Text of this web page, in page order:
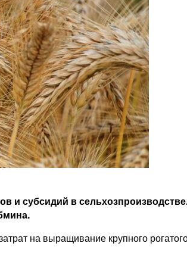
и субсидий в
на выращивание крупного